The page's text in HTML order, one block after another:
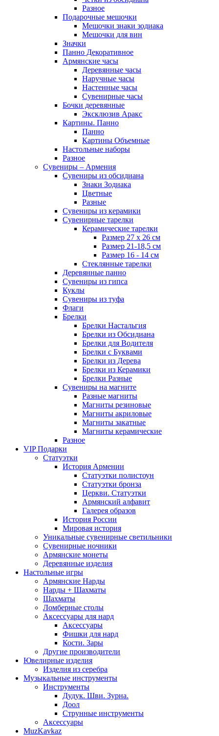
Разное
Подарочные мешочки
Мешочки знаки зодиака
Мешочки для вин
Значки
Панно Декоративное
Армянские часы
Деревянные часы
Наручные часы
Настенные часы
Сувенирные часы
Бочки деревянные
Эксклюзив Аракс
Картины. Панно
Панно
Картины Объемные
Настольные наборы
Разное
Сувениры – Армения
Сувениры из обсидиана
Знаки Зодиака
Цветные
Разные
Сувениры из керамики
Сувенирные тарелки
Керамические тарелки
Размер 27 х 26 см
Размер 21-18,5 см
Размер 16 - 14 см
Стеклянные тарелки
Деревянные панно
Сувениры из гипса
Куклы
Сувениры из туфа
Флаги
Брелки
Брелки Настальгия
Брелки из Обсидиана
Брелки для Водителя
Брелки с Буквами
Брелки из Дерева
Брелки из Керамики
Брелки Разные
Сувениры на магните
Разные магниты
Магниты резиновые
Магниты акриловые
Магниты закатные
Магниты керамические
Разное
VIP Подарки
Статуэтки
История Армении
Статуэтки полистоун
Статуэтки бронза
Церкви. Статуэтки
Армянский алфавит
Галерея образов
История России
Мировая история
Уникальные сувенирные светильники
Сувенирные ночники
Армянские монеты
Деревянные изделия
Настольные игры
Армянские Нарды
Нарды + Шахматы
Шахматы
Ломберные столы
Аксессуары для нард
Аксессуары
Фишки для нард
Кости. Зары
Другие производители
Ювелирные изделия
Изделия из серебра
Музыкальные инструменты
Инструменты
Дудук. Шви. Зурна.
Доол
Струнные инструменты
Аксессуары
MuzKavkaz